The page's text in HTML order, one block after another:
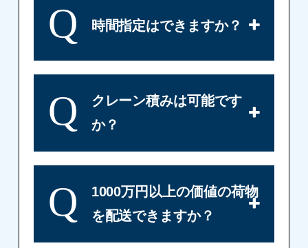
Q 時間指定はできますか？
Q
クレーン積みは可能です
か？
Q
1000万円以上の価値の荷物
を配送できますか？